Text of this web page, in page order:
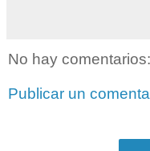
No hay comentarios:
Publicar un